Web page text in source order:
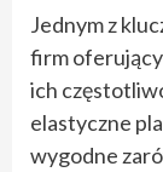
Jednym z
firm
ich
elastyczne
wygodne